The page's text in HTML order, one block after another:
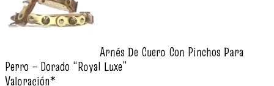
Arnés De Cuero Con Pinchos Para
Perro – Dorado “Royal Luxe”
Valoración*